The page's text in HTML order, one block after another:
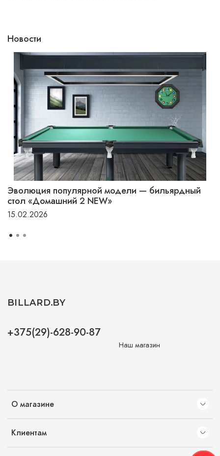
Новости
Эволюция популярной модели — бильярдный
стол «Домашний 2 NEW»
15.02.2026
О магазине
Клиентам
BILLARD.BY
+375(29)-628-90-87
Наш магазин